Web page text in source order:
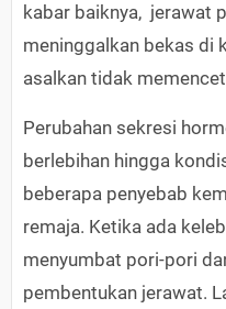
kabar baiknya, jerawat
meninggalkan bekas di
asalkan tidak
Perubahan sekresi
berlebihan hingga
beberapa penyebab
remaja. Ketika ada
menyumbat pori-pori
pembentukan jerawat.